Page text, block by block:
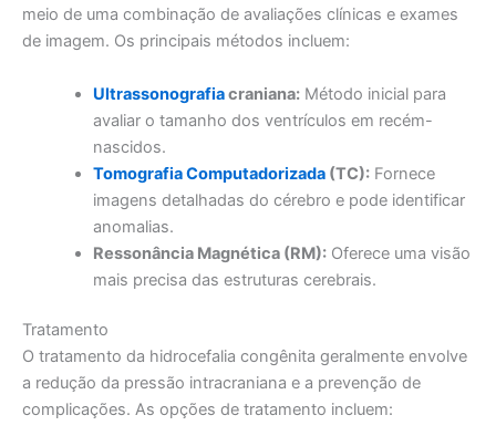
meio de uma combinação de avaliações clínicas e exames
de imagem. Os principais métodos incluem:
Ultrassonografiacraniana:Método inicial para
avaliar o tamanho dos ventrículos em recém-
nascidos.
Tomografia Computadorizada(TC):Fornece
imagens detalhadas do cérebro e pode identificar
anomalias.
Ressonância Magnética (RM):Oferece uma visão
mais precisa das estruturas cerebrais.
Tratamento
O tratamento da hidrocefalia congênita geralmente envolve
a redução da pressão intracraniana e a prevenção de
complicações. As opções de tratamento incluem: